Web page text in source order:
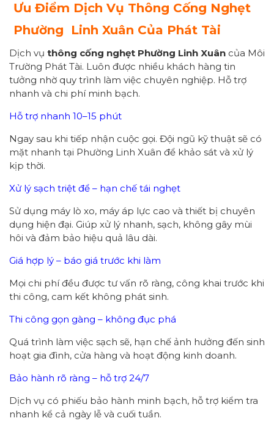
Ưu Điểm Dịch Vụ Thông Cống Nghẹt
Phường
Linh Xuân Của Phát Tài
Dịch vụ thông cống nghẹt Phường Linh Xuân của Môi
Trường Phát Tài. Luôn được nhiều khách hàng tin
tưởng nhờ quy trình làm việc chuyên nghiệp. Hỗ trợ
nhanh và chi phí minh bạch.
Hỗ trợ nhanh 10–15 phút
Ngay sau khi tiếp nhận cuộc gọi. Đội ngũ kỹ thuật sẽ có
mặt nhanh tại Phường Linh Xuân để khảo sát và xử lý
kịp thời.
Xử lý sạch triệt để – hạn chế tái nghẹt
Sử dụng máy lò xo, máy áp lực cao và thiết bị chuyên
dụng hiện đại. Giúp xử lý nhanh, sạch, không gây mùi
hôi và đảm bảo hiệu quả lâu dài.
Giá hợp lý – báo giá trước khi làm
Mọi chi phí đều được tư vấn rõ ràng, công khai trước khi
thi công, cam kết không phát sinh.
Thi công gọn gàng – không đục phá
Quá trình làm việc sạch sẽ, hạn chế ảnh hưởng đến sinh
hoạt gia đình, cửa hàng và hoạt động kinh doanh.
Bảo hành rõ ràng – hỗ trợ 24/7
Dịch vụ có phiếu bảo hành minh bạch, hỗ trợ kiểm tra
nhanh kể cả ngày lễ và cuối tuần.